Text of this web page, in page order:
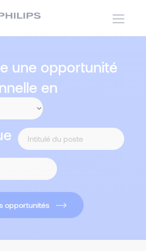
une opportunité
en
opportunités